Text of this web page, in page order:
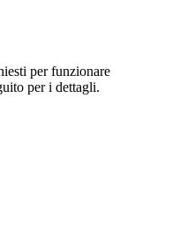
per funzionare
per i dettagli.